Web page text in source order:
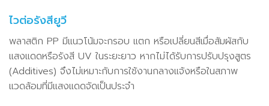
ไวต่อรังสียูวี
พลาสติก PP มีแนวโน้มจะกรอบ แตก หรือเปลี่ยนสีเมื่อสัมผัสกับ
แสงแดดหรือรังสี UV ในระยะยาว หากไม่ได้รับการปรับปรุงสูตร
(Additives) จึงไม่เหมาะกับการใช้งานกลางแจ้งหรือในสภาพ
แวดล้อมที่มีแสงแดดจัดเป็นประจำ